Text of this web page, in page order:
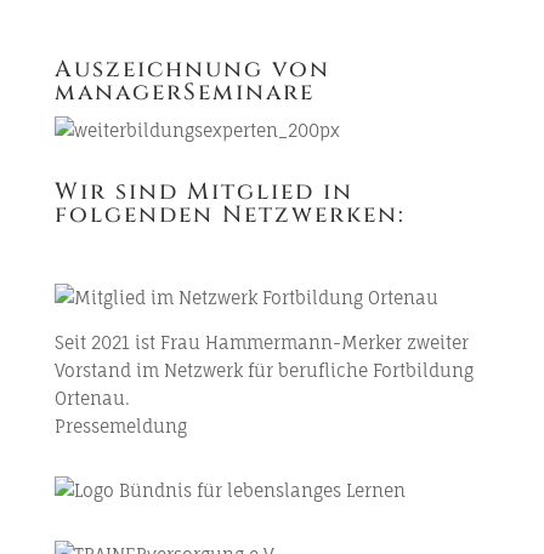
Auszeichnung von
managerSeminare
Wir sind Mitglied in
folgenden Netzwerken:
Seit 2021 ist Frau Hammermann-Merker zweiter
Vorstand im Netzwerk für berufliche Fortbildung
Ortenau.
Pressemeldung